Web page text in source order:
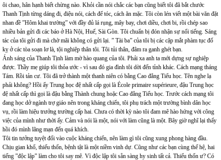
ôi chao, hân hạnh biết chừng nào. Khỏi cần nói chắc các bạn cũng biết tôi đã bắt chước
Thanh Tịnh từng dáng đi, điệu nói, cách để tóc, cách ăn mặc. Tôi còn lén viết một bài văn đặt
nhan đề ”Hôm khai trường” với đầy đủ lá rụng, mây bay, chơi diều, chơi bi, rồi chép sao
nhiều bản gửi đi các báo ở Hà Nội, Huế, Sài Gòn. Tôi chuẩn bị đón nhận sự nổi tiếng. Sáng
tác của tôi gửi đi mà chờ mãi không có gửi lại. ” Tài ba” của tôi bị các cặp mắt phàm tục đố
kỵ ở các tòa soạn lơ là, tội nghiệp thân tôi. Tôi tủi thân, đâm ra ganh ghét bạn.
Ánh sáng của Thanh Tịnh làm mờ hào quang của tôi. Phải xa anh ta mới dựng sự nghiệp
được. Thầy mẹ giúp tôi thỏa ước - vì sau đó gia đình tôi dời đến tỉnh khác. Cách mạng tháng
Tám. Rồi tản cư. Tôi đã trở thành một thanh niên có bằng Cao đẳng Tiểu học. Tên nghe lạ
phải không? Hồi ấy Trung học đệ nhất cấp gọi là École primaire supérieure, đậu Trung học
đệ nhất cấp thì gọi là đậu bằng Thành chung hoặc Cao đẳng Tiểu học. Trước cách mạng tôi
đang học dở ngành trợ giáo nên trong kháng chiến, tôi phụ trách một trường bình dân học
vụ, rồi làm hiệu trưởng trường cấp hai. Chưa có thời kỳ nào tôi đam mê hào hứng với công
việc của mình như thời ấy. Cảm và nói là một, nói với làm cũng là một. Bây giờ nghĩ lại thấy
hồi đó mình lãng mạn đến quá khích.
Tôi tin tưởng tuyệt đối vào cuộc kháng chiến, nên làm gì tôi cũng xung phong hàng đầu.
Chịu gian khổ, thiếu thốn, bệnh tật là một niềm vinh dự. Cũng như các bạn cùng thế hệ, hai
tiếng ”độc lập” làm cho tôi say mê. Vì độc lập tôi sẵn sàng hy sinh tất cả. Thiếu thốn ư? Có